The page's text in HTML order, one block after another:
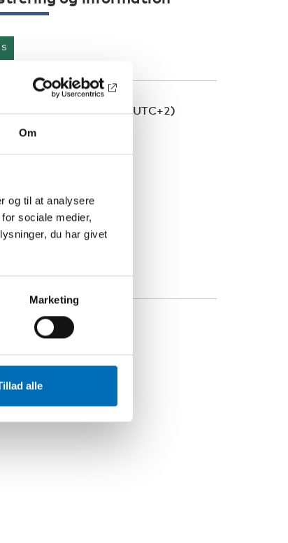
Om
og til at analysere
sociale medier,
du har givet
Marketing
alle
Europe/Stockholm (UTC+2)
kl 11:45